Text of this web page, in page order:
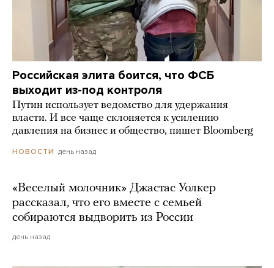
Российская элита боится, что ФСБ
выходит из-под контроля
Путин использует ведомство для удержания
власти. И все чаще склоняется к усилению
давления на бизнес и общество, пишет Bloomberg
НОВОСТИ день назад
«Веселый молочник» Джастас Уолкер
рассказал, что его вместе с семьей
собираются выдворить из России
день назад